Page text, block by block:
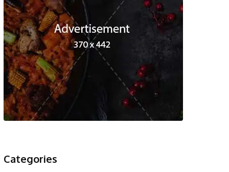
Categories